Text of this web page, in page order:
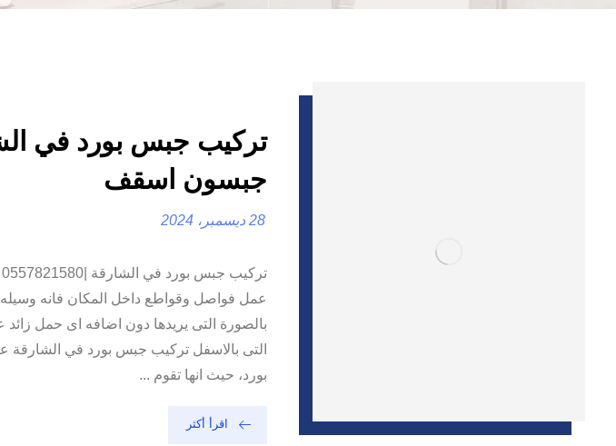
جبسون اسقف
28 ديسمبر، 2024
عمل فواصل وقواطع داخل المكان فانه وسيله
بالصورة التى يريدها دون اضافه اى حمل
التى بالاسفل تركيب جبس بورد في الشارقة
بورد، حيث انها تقوم ...
اقرأ أكثر